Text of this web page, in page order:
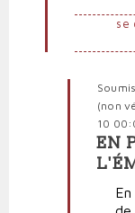
se
(non
10
En
EN